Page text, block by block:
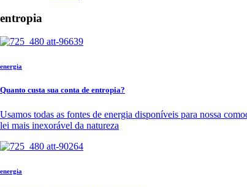
entropia
energia
Quanto custa sua conta de entropia?
Usamos todas as fontes de energia disponíveis para nossa
lei mais inexorável da natureza
energia